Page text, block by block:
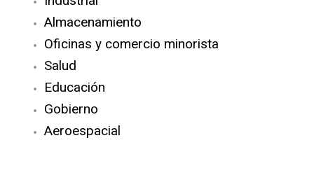
Almacenamiento
Oficinas y comercio minorista
Salud
Educación
Gobierno
Aeroespacial